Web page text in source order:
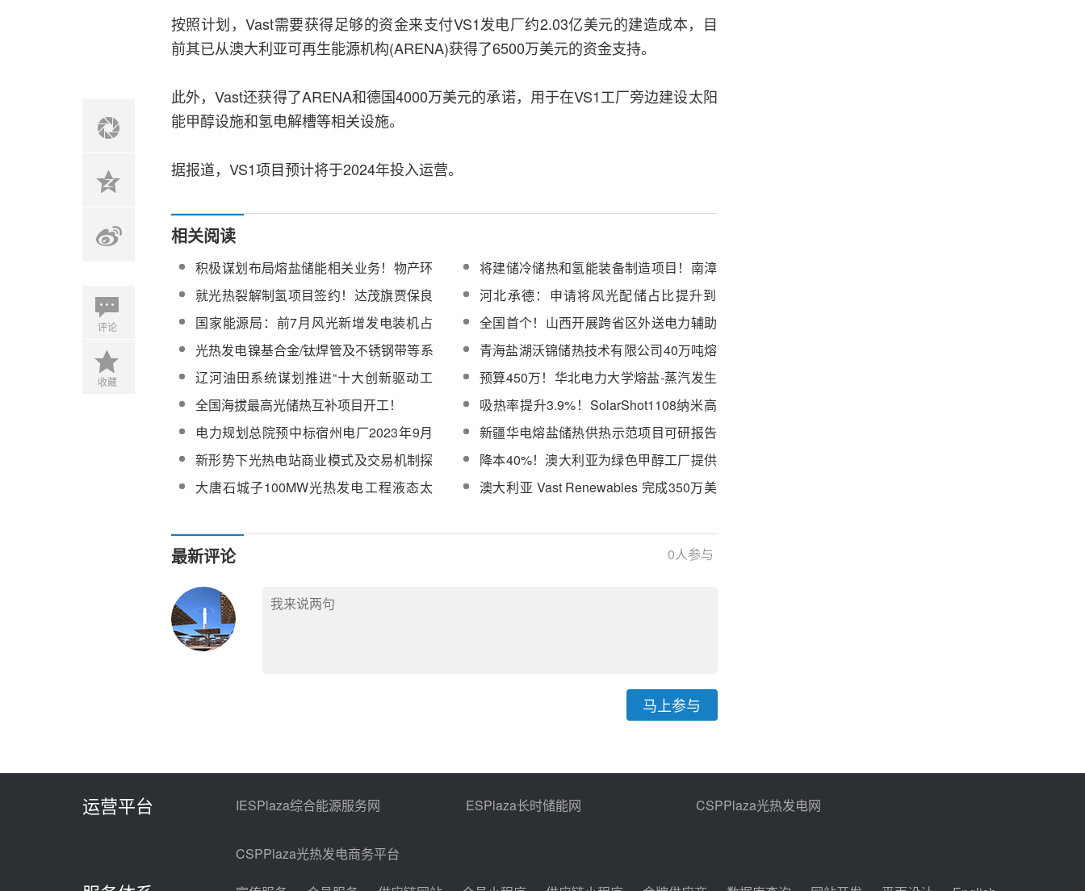
按照计划，Vast需要获得足够的资金来支付VS1发电厂约2.03亿美元的建造成本，目
前其已从澳大利亚可再生能源机构(ARENA)获得了6500万美元的资金支持。
此外，Vast还获得了ARENA和德国4000万美元的承诺，用于在VS1工厂旁边建设太阳
能甲醇设施和氢电解槽等相关设施。
据报道，VS1项目预计将于2024年投入运营。
评论
收藏
相关阅读
积极谋划布局熔盐储能相关业务！物产环
能今年上半年盈利5.38亿
将建储冷储热和氢能装备制造项目！南漳
签约总投资50亿新能源项目
就光热裂解制氢项目签约！达茂旗贾保良
一行赴北京市招商引资
河北承德：申请将风光配储占比提升到
50%且储能时长不低于4小时
国家能源局：前7月风光新增发电装机占
比超70%
全国首个！山西开展跨省区外送电力辅助
服务费用分摊
光热发电镍基合金/钛焊管及不锈钢带等系
列产品供应商圣珀新材料加入CSPPLAZA
会员单位
青海盐湖沃锦储热技术有限公司40万吨熔
盐技术改造项目启动
辽河油田系统谋划推进“十大创新驱动工
程”
预算450万！华北电力大学熔盐-蒸汽发生
系统试验平台采购
全国海拔最高光储热互补项目开工！
吸热率提升3.9%！SolarShot1108纳米高
熵太阳能吸收涂层测评结果优异
电力规划总院预中标宿州电厂2023年9月
熔盐储热初步设计方案评审服务
新疆华电熔盐储热供热示范项目可研报告
编制项目竞争性谈判
新形势下光热电站商业模式及交易机制探
索
降本40%！澳大利亚为绿色甲醇工厂提供
聚光太阳能热量
大唐石城子100MW光热发电工程液态太
澳大利亚 Vast Renewables 完成350万美
最新评论 0人参与
马上参与
运营平台 IESPlaza综合能源服务网 ESPlaza长时储能网 CSPPlaza光热发电网
CSPPlaza光热发电商务平台